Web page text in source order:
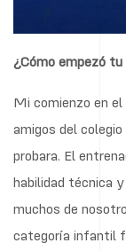
¿Cómo empezó
Mi comienzo en
amigos del
probara. El
habilidad técnica
muchos de
categoría infantil